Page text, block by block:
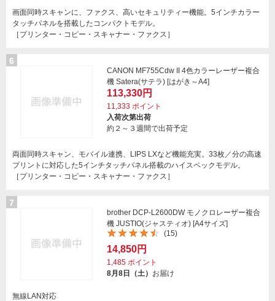
画面同時スキャンに、ファクス、高いセキュリティー機能。5インチカラー
タッチパネルを搭載したコンパクトモデル。
［プリンター・コピー・スキャナー・ファクス］
6
CANON MF755Cdw II 4色カラーレーザー複合
機 Satera(サテラ) [はがき～A4]
113,330円
11,333 ポイント
入荷次第出荷
約２～３週間で出荷予定
両面同時スキャン、モバイル連携、LIPS LXなど機能充実。33枚／分の高速
プリントに対応した5インチタッチパネル搭載のハイスペックモデル。
［プリンター・コピー・スキャナー・ファクス］
7
brother DCP-L2600DW モノクロレーザー複合
機 JUSTIO(ジャスティオ) [A4サイズ]
(15)
14,850円
1,485 ポイント
8月8日（土） お届け
無線LAN対応